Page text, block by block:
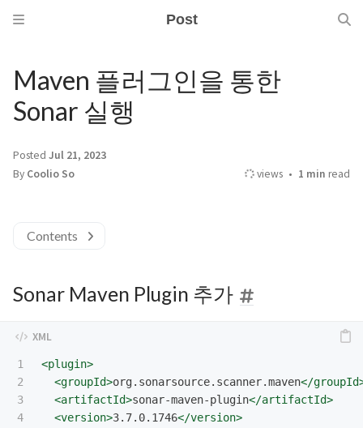
Post
Maven 플러그인을 통한
Sonar 실행
Posted Jul 21, 2023
By Coolio So views 1 min read
Contents
Sonar Maven Plugin 추가
1
2
3
4
<plugin>
<groupId>org.sonarsource.scanner.maven</
<artifactId>sonar-maven-plugin</artifactId>
<version>3.7.0.1746</version>